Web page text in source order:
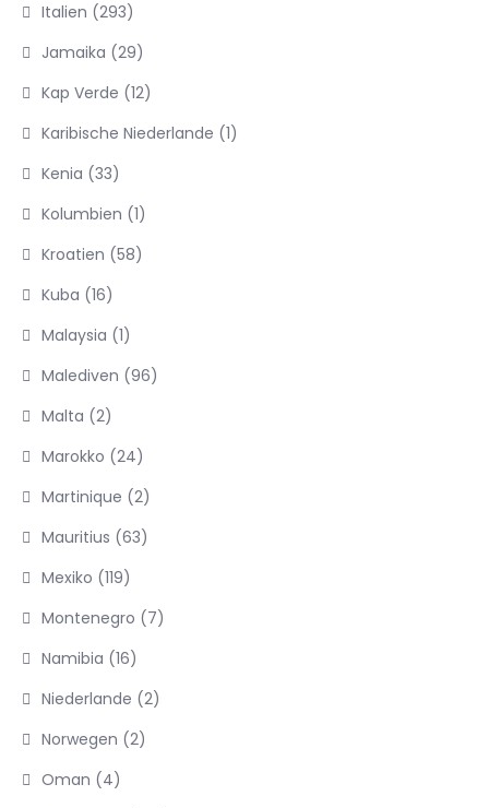
Italien (293)
Jamaika (29)
Kap Verde (12)
Karibische Niederlande (1)
Kenia (33)
Kolumbien (1)
Kroatien (58)
Kuba (16)
Malaysia (1)
Malediven (96)
Malta (2)
Marokko (24)
Martinique (2)
Mauritius (63)
Mexiko (119)
Montenegro (7)
Namibia (16)
Niederlande (2)
Norwegen (2)
Oman (4)